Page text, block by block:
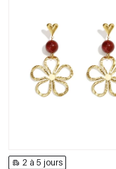
2 à 5 jours